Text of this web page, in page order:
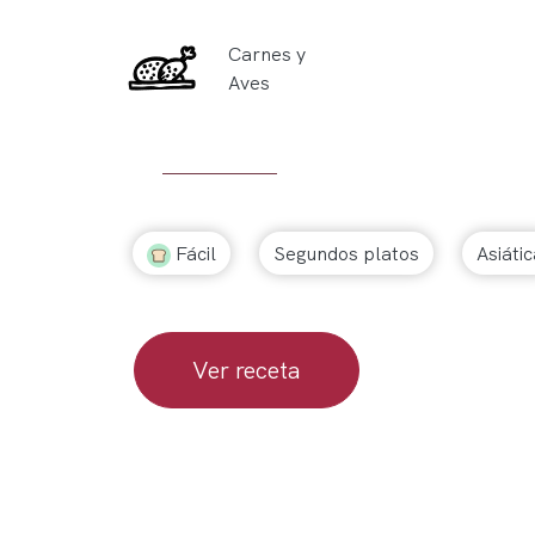
Carnes y
Aves
Fácil Segundos platos
Ver receta